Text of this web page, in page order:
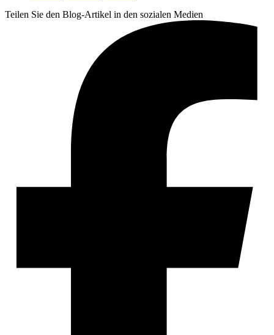
Teilen Sie den Blog-Artikel in den sozialen Medien